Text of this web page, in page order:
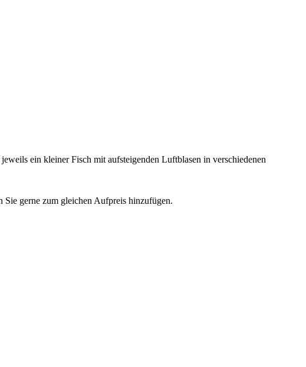
ein kleiner Fisch mit aufsteigenden Luftblasen in verschiedenen
gerne zum gleichen Aufpreis hinzufügen.